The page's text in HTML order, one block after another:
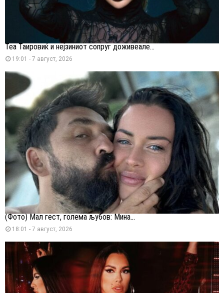
Теа Таировиќ и нејзиниот сопруг доживеале...
19:01 - 7 август, 2026
(Фото) Мал гест, голема љубов: Мина...
18:01 - 7 август, 2026